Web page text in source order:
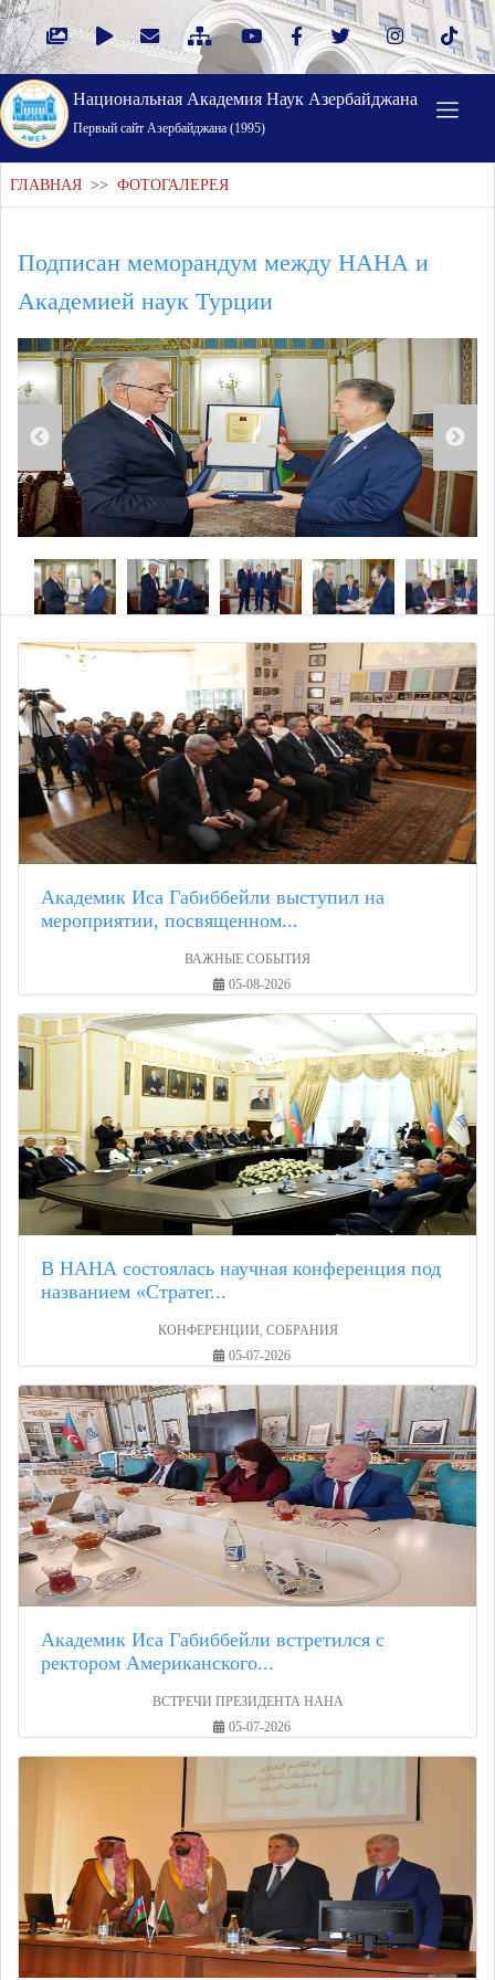
Национальная Академия Наук Азербайджана
Первый cайт Азербайджана (1995)
ГЛАВНАЯ >> ФОТОГАЛЕРЕЯ
Подписан меморандум между НАНА и
Академией наук Турции
Академик Иса Габиббейли выступил на
мероприятии, посвященном...
ВАЖНЫЕ СОБЫТИЯ
05-08-2026
В НАНА состоялась научная конференция под
названием «Стратег...
КОНФЕРЕНЦИИ, СОБРАНИЯ
05-07-2026
Академик Иса Габиббейли встретился с
ректором Американского...
ВСТРЕЧИ ПРЕЗИДЕНТА НАНА
05-07-2026